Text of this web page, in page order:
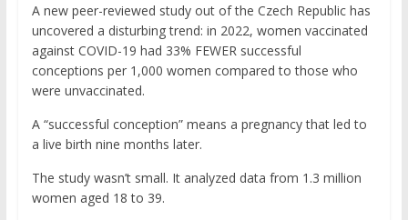
A new peer-reviewed study out of the Czech Republic has
uncovered a disturbing trend: in 2022, women vaccinated
against COVID-19 had 33% FEWER successful
conceptions per 1,000 women compared to those who
were unvaccinated.
A “successful conception” means a pregnancy that led to
a live birth nine months later.
The study wasn’t small. It analyzed data from 1.3 million
women aged 18 to 39.